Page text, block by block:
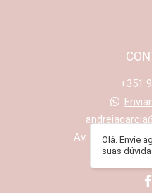
+351
Av. António
Olá. Envie
suas